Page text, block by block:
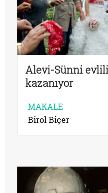
Alevi-Sünni
kazanıyor
MAKALE
Birol Biçer